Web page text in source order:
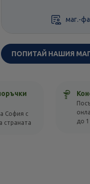
маг.-
ПОПИТАЙ НАШИЯ
София с
страната
до